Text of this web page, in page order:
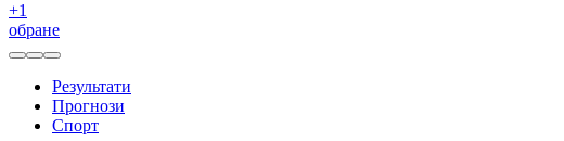
+1
обране
Результати
Прогнози
Спорт